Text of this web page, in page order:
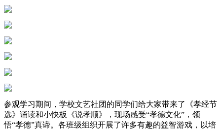
参观学习期间，学校文艺社团的同学们给大家带来了《孝经节
选》诵读和小快板《说孝顺》，现场感受“孝德文化”，领
悟“孝德”真谛。各班级组织开展了许多有趣的益智游戏，以培